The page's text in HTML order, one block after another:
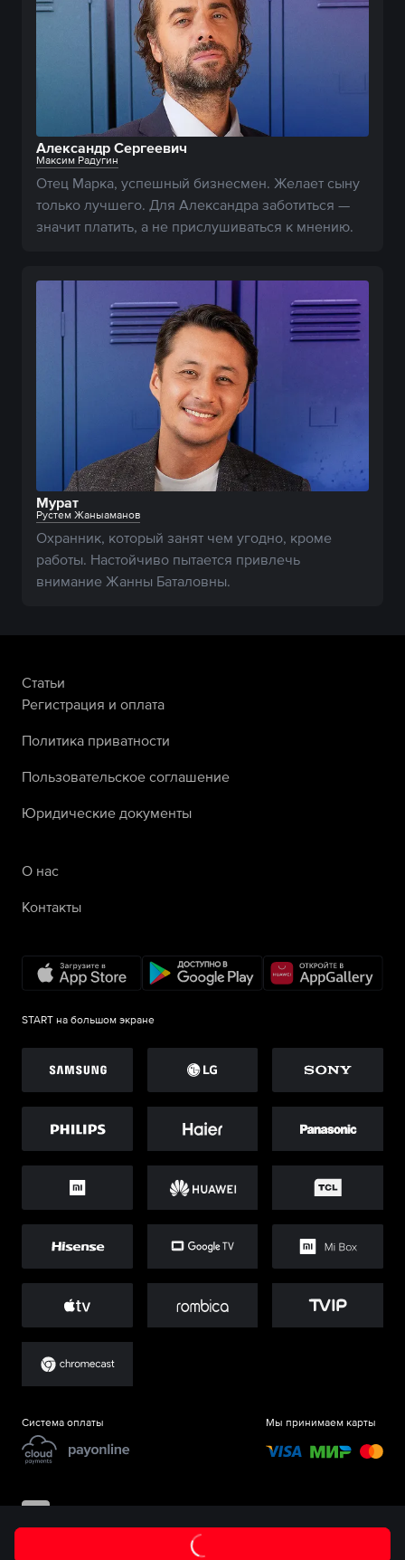
Александр Сергеевич
Максим Радугин
Отец Марка, успешный бизнесмен. Желает сыну
только лучшего. Для Александра заботиться —
значит платить, а не прислушиваться к мнению.
Мурат
Рустем Жаныаманов
Охранник, который занят чем угодно, кроме
работы. Настойчиво пытается привлечь
внимание Жанны Баталовны.
Статьи
Регистрация и оплата
Политика приватности
Пользовательское соглашение
Юридические документы
О нас
Контакты
START на большом экране
Система оплаты Мы принимаем карты